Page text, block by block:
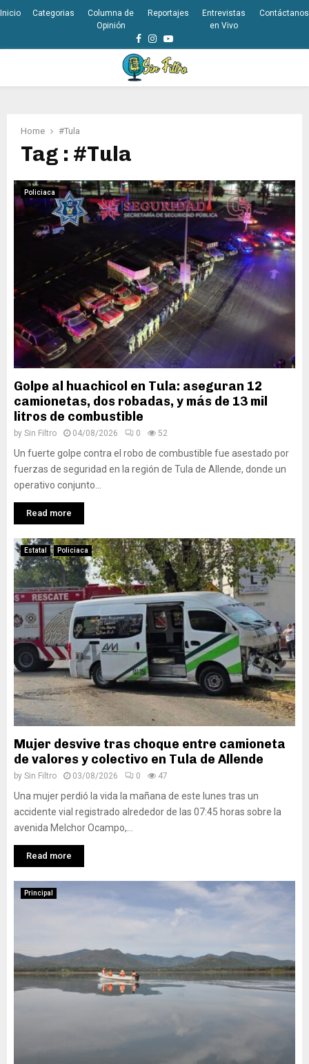
Inicio Categorias
Columna de
Opinión
Reportajes
Entrevistas
en Vivo
Contáctanos
Facebook
Instagram
Youtube
Home #Tula
Tag : #Tula
Policiaca
Golpe al huachicol en Tula: aseguran 12
camionetas, dos robadas, y más de 13 mil
litros de combustible
by Sin Filtro 04/08/2026 0 52
Un fuerte golpe contra el robo de combustible fue asestado por
fuerzas de seguridad en la región de Tula de Allende, donde un
operativo conjunto...
Read more
Estatal Policiaca
Mujer desvive tras choque entre camioneta
de valores y colectivo en Tula de Allende
by Sin Filtro 03/08/2026 0 47
Una mujer perdió la vida la mañana de este lunes tras un
accidente vial registrado alrededor de las 07:45 horas sobre la
avenida Melchor Ocampo,...
Read more
Principal